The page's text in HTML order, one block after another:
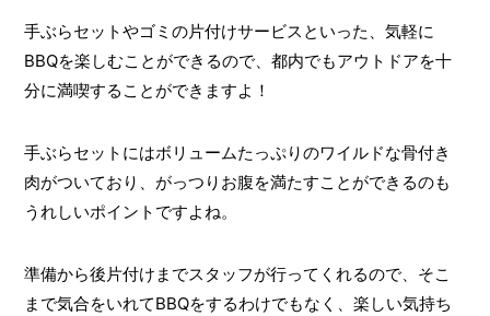
手ぶらセットやゴミの片付けサービスといった、気軽に
BBQを楽しむことができるので、都内でもアウトドアを十
分に満喫することができますよ！
手ぶらセットにはボリュームたっぷりのワイルドな骨付き
肉がついており、がっつりお腹を満たすことができるのも
うれしいポイントですよね。
準備から後片付けまでスタッフが行ってくれるので、そこ
まで気合をいれてBBQをするわけでもなく、楽しい気持ち